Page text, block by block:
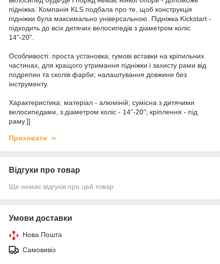
підніжка. Компанія KLS подбала про те, щоб конструкція
підніжки була максимально універсальною. Підніжка Kickstart -
підходить до всіх дитячих велосипедів з діаметром коліс
14"-20".
Особливості: проста установка; гумові вставки на кріпильних
частинах, для кращого утримання підніжки і захисту рами від
подряпин та сколів фарби; налаштування довжини без
інструменту.
Характеристика: матеріал - алюміній; сумісна з дитячими
велосипедами, з діаметром коліс - 14"-20"; кріплення - під
раму.]]
Приховати
Відгуки про товар
Ще немає відгуків про цей товар
Умови доставки
Нова Пошта
Самовивіз